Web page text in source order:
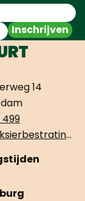
Inschrijven
14
499
info@jonksierbestrating.nl